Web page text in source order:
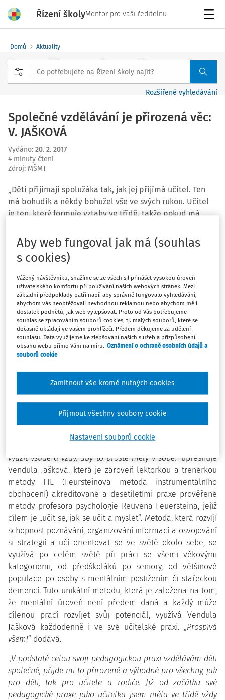
Řízení školyMentor pro vaši ředitelnu
Domů Aktuality
Rozšířené vyhledávání
Společné vzdělávání je přirozená věc:
V. JAŠKOVÁ
Vydáno: 20. 2. 2017
4 minuty čtení
Zdroj: MŠMT
„Děti přijímají spolužáka tak, jak jej přijímá učitel. Ten
má bohudík a někdy bohužel vše ve svých rukou. Učitel
je ten, který formuje vztahy ve třídě, takže pokud má
zvládnou, bez ohledu na jejich „limit“,“ říká Vendula
Jašková, učitelka a spoluzakladatelka Otevřené třídy v
Třebíči, která sice spadá pod běžnou školu, ale funguje
trochu jinak.
Především je založena na respektu k individualitě dítěte a
jeho tempu a hlavní důraz klade na komunikaci a
spolupráci. Dětem se zde nepředkládají hotové informace,
na vše si musí přijít samy a učitel je zde spíš laskavým
průvodcem než přísnou autoritou. Otevřená třída je již ze
které pracuji diferencovaně se všemi dětmi, což znamená,
že vím, kdo co a jak potřebuje. Někomu jde čtení bez
problémů a někomu zase matematika, každý má dostatek
času a podpory tak, aby to zvládl sám. Nejde mi o to dítěti
uměly sami postarat a poradit si se vším, co je v životě čeká.
využít všude a vždy, aby to prostě měly v sobě.“
upřesňuje
Vendula Jašková, která je zároveň lektorkou a trenérkou
metody FIE (Feursteinova metoda instrumentálního
obohacení) akreditované a desetiletími praxe prověřené
metody profesora psychologie Reuvena Feuersteina, jejíž
cílem je „učit se, jak se učit a myslet“. Metoda, která rozvíjí
schopnost poznávání, organizování informací a osvojování
si strategií a učí orientovat se ve světě okolo sebe, se
využívá po celém světě při práci se všemi věkovými
kategoriemi, od předškoláků po seniory, od většinové
populace po osoby s mentálním postižením či stařeckou
demencí. Tuto unikátní metodu, která je založena na tom,
že mentální úroveň není předem daná a každý může
cílenou prací rozvíjet svůj potenciál, využívá Vendula
Jašková každodenně i ve své učitelské praxi. „Prospívá
všem!“ dodává.
„V podstatě celou svoji pedagogickou praxi vzdělávám děti
společně, přijde mi to přirozené a výhodné pro všechny, jak
pro děti, tak pro učitele a rodiče. Již od začátku své
pedagogické praxe jako učitelka jsem měla ve třídě vždy
Aby web fungoval jak má (souhlas
s cookies)
Vážený návštěvníku, snažíme se ze všech sil přinášet vysokou úroveň
uživatelského komfortu při používání našich webových stránek. Mezi
základní předpoklady patří např. aby správně fungovalo vyhledávání,
abychom vás neobtěžovali nevhodnou reklamou nebo abychom měli
dostatek podnětů, jak web vylepšovat. Proto od Vás potřebujeme
souhlas se zpracováním souborů cookies, tj. malých souborů, které se
dočasně ukládají ve vašem prohlížeči. Předem děkujeme za udělení
souhlasu. Data využijeme ke zlepšování našich služeb a přizpůsobení
obsahu webu přímo Vám na míru. Oznámení o ochraně osobních údajů a
souborů cookie
Nastavení souborů cookie
Zamítnout vše kromě nutných cookies
Přijmout všechny soubory cookie